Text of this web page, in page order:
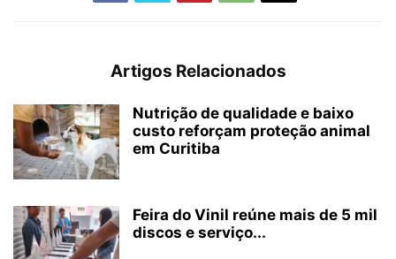
Artigos Relacionados
Nutrição de qualidade e baixo
custo reforçam proteção animal
em Curitiba
Feira do Vinil reúne mais de 5 mil
discos e serviço...